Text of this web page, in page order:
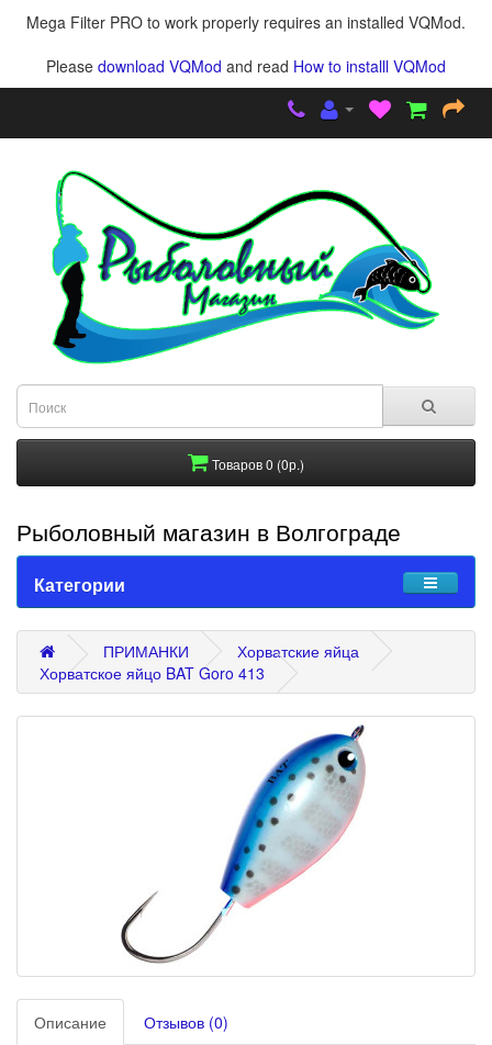
Mega Filter PRO to work properly requires an installed VQMod.
Please download VQMod and read How to installl VQMod
Товаров 0 (0р.)
Рыболовный магазин в Волгограде
Категории
ПРИМАНКИ
Хорватские яйца
Хорватское яйцо BAT Goro 413
Описание Отзывов (0)